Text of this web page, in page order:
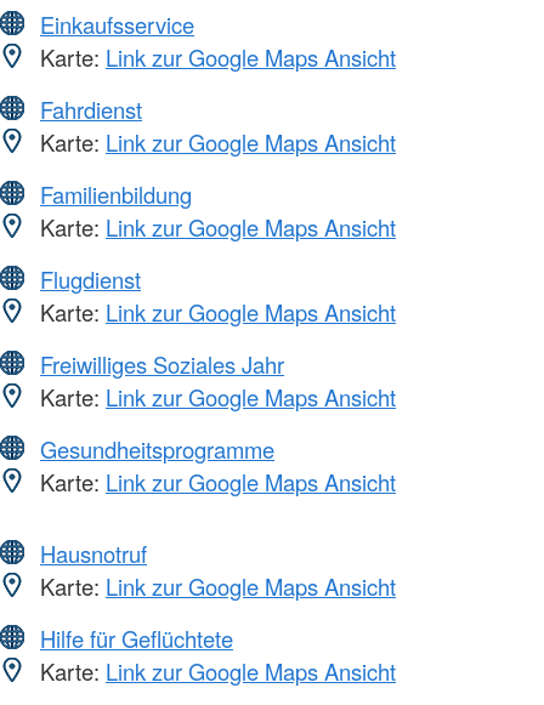
Einkaufsservice
Karte: Link zur Google Maps Ansicht
Fahrdienst
Karte: Link zur Google Maps Ansicht
Familienbildung
Karte: Link zur Google Maps Ansicht
Flugdienst
Karte: Link zur Google Maps Ansicht
Freiwilliges Soziales Jahr
Karte: Link zur Google Maps Ansicht
Gesundheitsprogramme
Karte: Link zur Google Maps Ansicht
Hausnotruf
Karte: Link zur Google Maps Ansicht
Hilfe für Geflüchtete
Karte: Link zur Google Maps Ansicht